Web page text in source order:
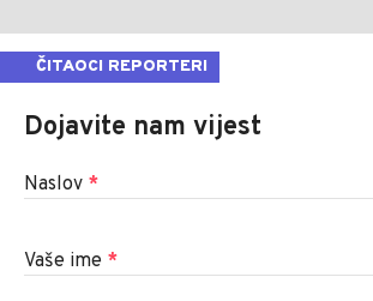
ČITAOCI REPORTERI
Dojavite nam vijest
Naslov *
Vaše ime *